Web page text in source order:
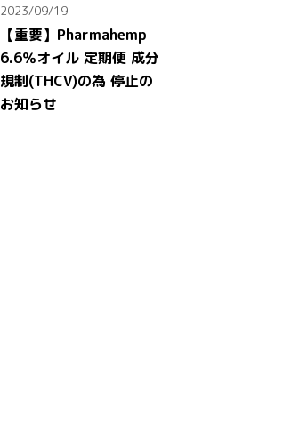
2023/09/19
【重要】Pharmahemp
6.6％オイル 定期便 成分
規制(THCV)の為 停止の
お知らせ